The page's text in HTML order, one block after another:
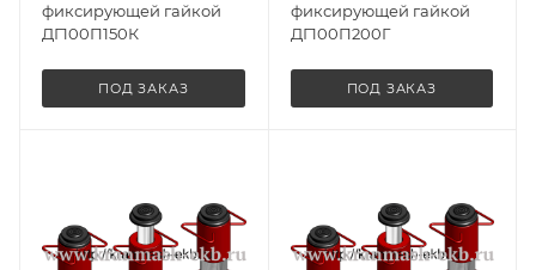
фиксирующей гайкой
ДГ100П150К
ПОД ЗАКАЗ
фиксирующей гайкой
ДГ100П200Г
ПОД ЗАКАЗ